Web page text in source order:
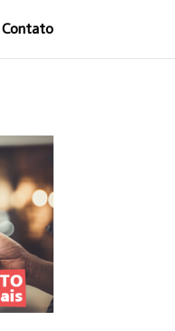
Contato